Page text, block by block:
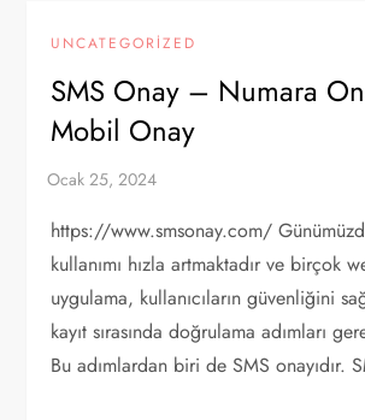
UNCATEGORIZED
SMS Onay – Numara
Mobil Onay
https://www.smsonay.com/
kullanımı hızla artmaktadır ve birçok
uygulama, kullanıcıların güvenliğini
kayıt sırasında doğrulama adımları
Bu adımlardan biri de SMS onayıdır.